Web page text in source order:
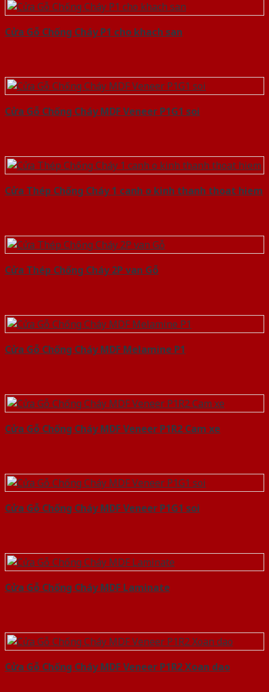
Cửa Gỗ Chống Cháy P1 cho khach san
Cửa Gỗ Chống Cháy MDF Veneer P1G1 soi
Cửa Thép Chống Cháy 1 canh o kinh thanh thoat hiem
Cửa Thép Chống Cháy 2P van Gỗ
Cửa Gỗ Chống Cháy MDF Melamine P1
Cửa Gỗ Chống Cháy MDF Veneer P1R2 Cam xe
Cửa Gỗ Chống Cháy MDF Veneer P1G1 soi
Cửa Gỗ Chống Cháy MDF Laminate
Cửa Gỗ Chống Cháy MDF Veneer P1R2 Xoan dao